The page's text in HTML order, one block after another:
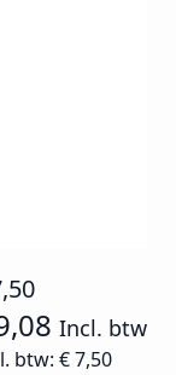
Incl. btw
btw: € 7,50